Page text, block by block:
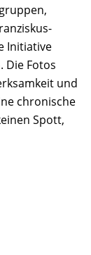
Initiative
Die Fotos
und
chronische
Spott,